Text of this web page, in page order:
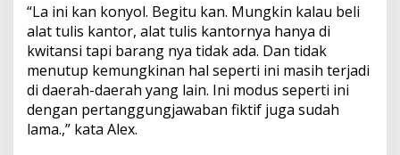
,
R
S
U
D
h
i
n
“La ini kan konyol. Begitu kan. Mungkin kalau beli
alat tulis kantor, alat tulis kantornya hanya di
kwitansi tapi barang nya tidak ada. Dan tidak
menutup kemungkinan hal seperti ini masih terjadi
di daerah-daerah yang lain. Ini modus seperti ini
dengan pertanggungjawaban fiktif juga sudah
lama.,” kata Alex.